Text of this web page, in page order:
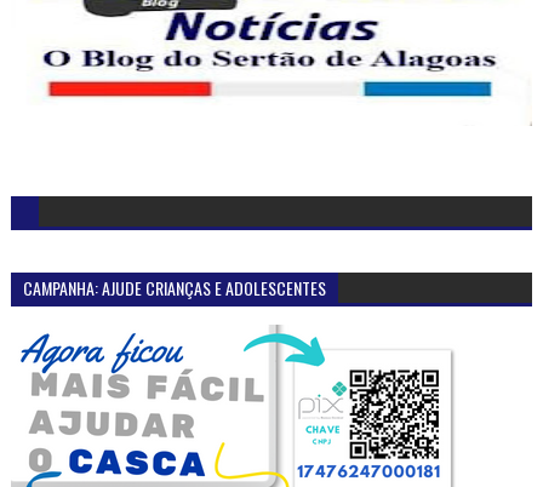
CAMPANHA: AJUDE CRIANÇAS E ADOLESCENTES